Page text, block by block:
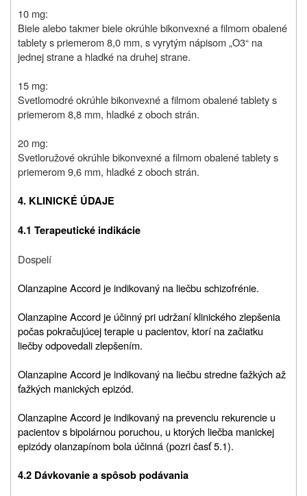
10 mg:
Biele alebo takmer biele okrúhle bikonvexné a filmom obalené
tablety s priemerom 8,0 mm, s vyrytým nápisom „O3“ na
jednej strane a hladké na druhej strane.
15 mg:
Svetlomodré okrúhle bikonvexné a filmom obalené tablety s
priemerom 8,8 mm, hladké z oboch strán.
20 mg:
Svetloružové okrúhle bikonvexné a filmom obalené tablety s
priemerom 9,6 mm, hladké z oboch strán.
4. KLINICKÉ ÚDAJE
4.1 Terapeutické indikácie
Dospelí
Olanzapine Accord je indikovaný na liečbu schizofrénie.
Olanzapine Accord je účinný pri udržaní klinického zlepšenia
počas pokračujúcej terapie u pacientov, ktorí na začiatku
liečby odpovedali zlepšením.
Olanzapine Accord je indikovaný na liečbu stredne ťažkých až
ťažkých manických epizód.
Olanzapine Accord je indikovaný na prevenciu rekurencie u
pacientov s bipolárnou poruchou, u ktorých liečba manickej
epizódy olanzapínom bola účinná (pozri časť 5.1).
4.2 Dávkovanie a spôsob podávania